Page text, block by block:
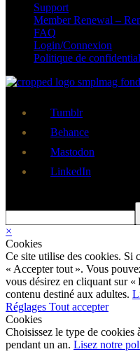
Support
Member Renewal –
FAQ
Login/Connexion
Politique de
Tumblr
Behance
Mastodon
LinkedIn
×
Cookies
Ce site utilise des cookies. Si
« Accepter tout ». Vous
vous désirez en cliquant sur «
contenu destiné aux adultes.
Réglages Tout accepter
Cookies
Choisissez le type de cookies
pendant un an. Lisez notre